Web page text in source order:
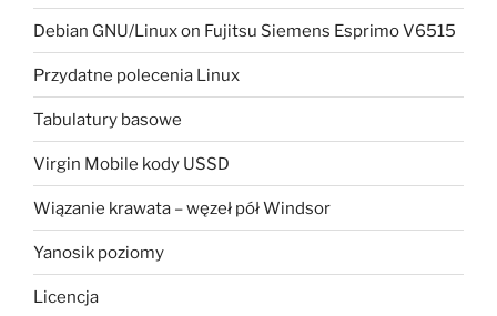
Debian GNU/Linux on Fujitsu Siemens Esprimo V6515
Przydatne polecenia Linux
Tabulatury basowe
Virgin Mobile kody USSD
Wiązanie krawata – węzeł pół Windsor
Yanosik poziomy
Licencja